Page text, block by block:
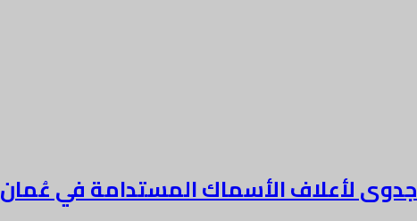
لأعلاف الأسماك المستدامة في عُمان